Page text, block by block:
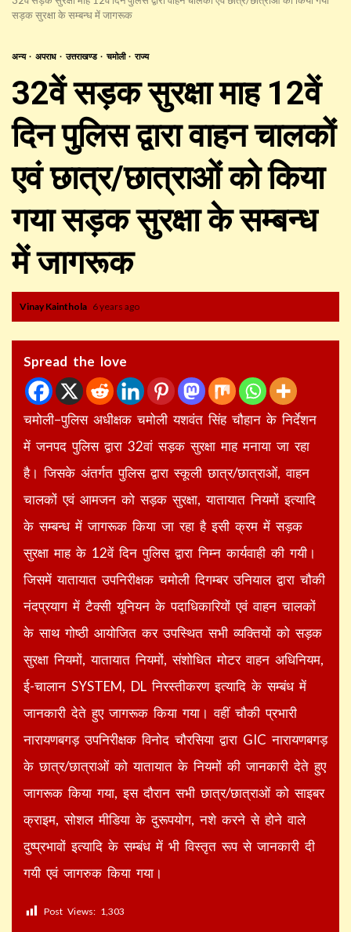
सड़क सुरक्षा के सम्बन्ध में जागरूक
अन्य अपराध उत्तराखण्ड चमोली राज्य
32वें सड़क सुरक्षा माह 12वें
दिन पुलिस द्वारा वाहन चालकों
एवं छात्र/छात्राओं को किया
गया सड़क सुरक्षा के सम्बन्ध
में जागरूक
Vinay Kainthola 6 years ago
Spread the love
चमोली–पुलिस अधीक्षक चमोली यशवंत सिंह चौहान के निर्देशन
में जनपद पुलिस द्वारा 32वां सड़क सुरक्षा माह मनाया जा रहा
है। जिसके अंतर्गत पुलिस द्वारा स्कूली छात्र/छात्राओं, वाहन
चालकों एवं आमजन को सड़क सुरक्षा, यातायात नियमों इत्यादि
के सम्बन्ध में जागरूक किया जा रहा है इसी क्रम में सड़क
सुरक्षा माह के 12वें दिन पुलिस द्वारा निम्न कार्यवाही की गयी।
जिसमें यातायात उपनिरीक्षक चमोली दिगम्बर उनियाल द्वारा चौकी
नंदप्रयाग में टैक्सी यूनियन के पदाधिकारियों एवं वाहन चालकों
के साथ गोष्ठी आयोजित कर उपस्थित सभी व्यक्तियों को सड़क
सुरक्षा नियमों, यातायात नियमों, संशोधित मोटर वाहन अधिनियम,
ई-चालान SYSTEM, DL निरस्तीकरण इत्यादि के सम्बंध में
जानकारी देते हुए जागरूक किया गया।वहीं चौकी प्रभारी
नारायणबगड़ उपनिरीक्षक विनोद चौरसिया द्वारा GIC नारायणबगड़
के छात्र/छात्राओं को यातायात के नियमों की जानकारी देते हुए
जागरूक किया गया, इस दौरान सभी छात्र/छात्राओं को साइबर
क्राइम, सोशल मीडिया के दुरूपयोग, नशे करने से होने वाले
दुष्प्रभावों इत्यादि के सम्बंध में भी विस्तृत रूप से जानकारी दी
गयी एवं जागरुक किया गया।
Post Views: 1,303